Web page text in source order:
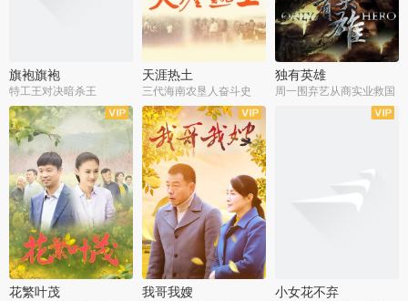
旗袍旗袍
特工王对决暗杀王
天涯热土
三代海南农垦人奋斗史
独有英雄
周一围弃艺从商实业救国
全34集
花繁叶茂
全50集
我哥我嫂 小女花不弃